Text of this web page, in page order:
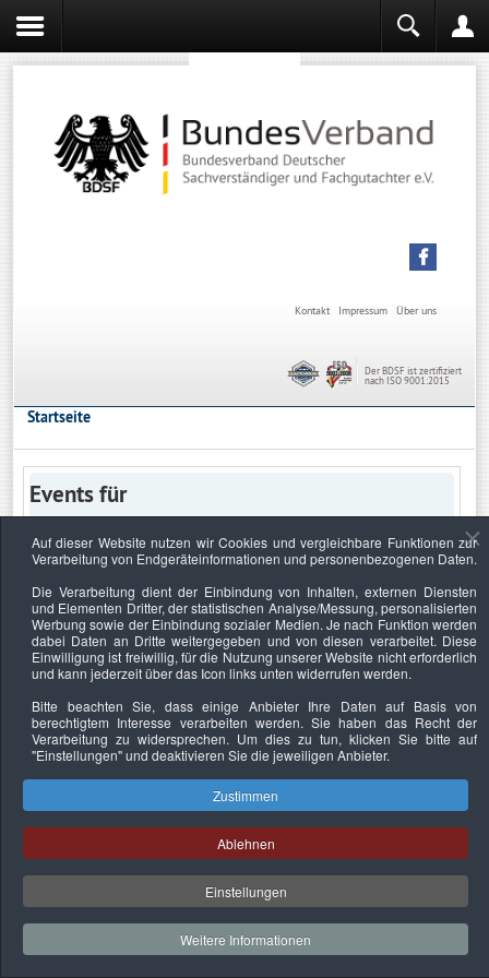
Über uns
Impressum
Kontakt
Der BDSF ist zertifiziert
nach ISO 9001:2015
Startseite
Events für
Keine Termine
Datenschutzerklärung Urheberrechtsnachweise Nachhaltigkeit
Copyright © 2026. Bundesverband Deutscher
Sachverständiger und Fachgutachter e.V..
Auf dieser Website nutzen wir Cookies und vergleichbare Funktionen zur
Verarbeitung von Endgeräteinformationen und personenbezogenen Daten.
Die Verarbeitung dient der Einbindung von Inhalten, externen Diensten
und Elementen Dritter, der statistischen Analyse/Messung, personalisierten
Werbung sowie der Einbindung sozialer Medien. Je nach Funktion werden
dabei Daten an Dritte weitergegeben und von diesen verarbeitet. Diese
Einwilligung ist freiwillig, für die Nutzung unserer Website nicht erforderlich
und kann jederzeit über das Icon links unten widerrufen werden.
Bitte beachten Sie, dass einige Anbieter Ihre Daten auf Basis von
berechtigtem Interesse verarbeiten werden. Sie haben das Recht der
Verarbeitung zu widersprechen. Um dies zu tun, klicken Sie bitte auf
"Einstellungen"und deaktivieren Sie die jeweiligen Anbieter.
Zustimmen
Ablehnen
Einstellungen
Weitere Informationen